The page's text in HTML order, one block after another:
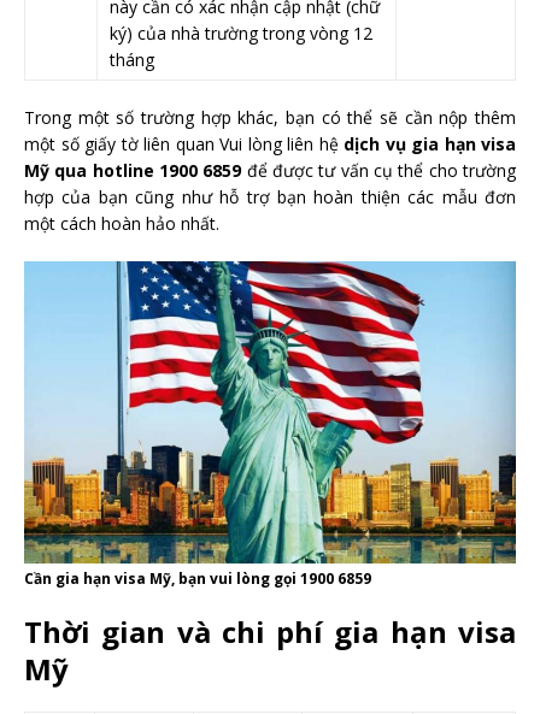
này cần có xác nhận cập nhật (chữ
ký) của nhà trường trong vòng 12
tháng
Trong một số trường hợp khác, bạn có thể sẽ cần nộp thêm
một số giấy tờ liên quan Vui lòng liên hệ dịch vụ gia hạn visa
Mỹ qua hotline 1900 6859 để được tư vấn cụ thể cho trường
hợp của bạn cũng như hỗ trợ bạn hoàn thiện các mẫu đơn
một cách hoàn hảo nhất.
Cần gia hạn visa Mỹ, bạn vui lòng gọi 1900 6859
Thời gian và chi phí gia hạn visa
Mỹ